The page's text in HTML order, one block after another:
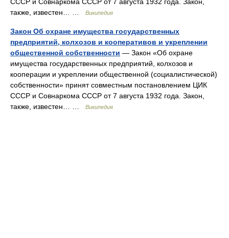
также, известен… …
Википедия
Закон Об охране имущества государственных
предприятий, колхозов и кооперативов и укреплении
общественной собственности — Закон «Об охране
имущества государственных предприятий, колхозов и
кооперации и укреплении общественной (социалистической)
собственности» принят совместным постановлением ЦИК
СССР и Совнаркома СССР от 7 августа 1932 года. Закон,
также, известен… …
Википедия